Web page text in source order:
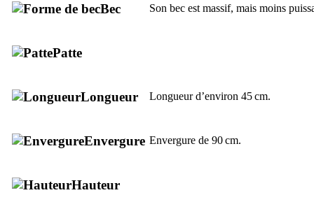
Bec Son bec est massif, mais moins
Patte
Longueur Longueur d’environ 45 cm.
Envergure Envergure de 90 cm.
Hauteur